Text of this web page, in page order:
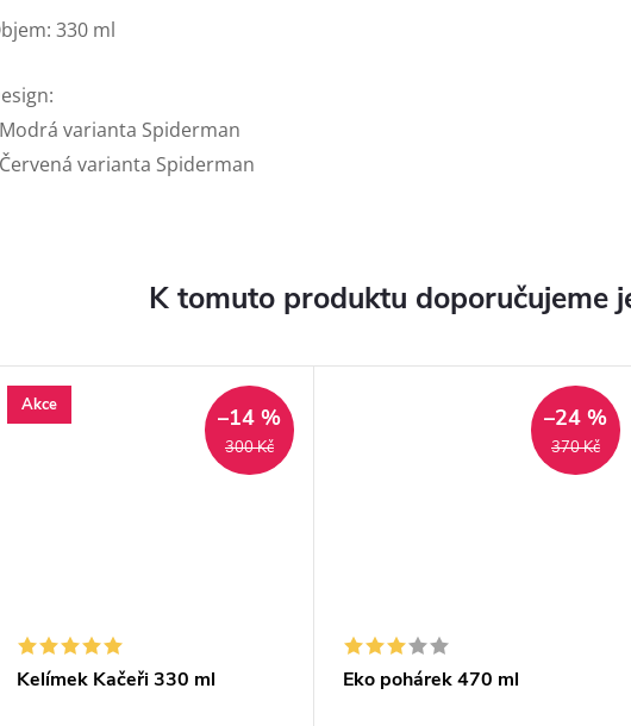
330 ml
Modrá varianta Spiderman
varianta Spiderman
K tomuto produktu doporučujeme
Akce
300 Kč
–14 %
Kelímek Kačeři 330 ml
370 Kč
–24 %
Eko pohárek 470 ml